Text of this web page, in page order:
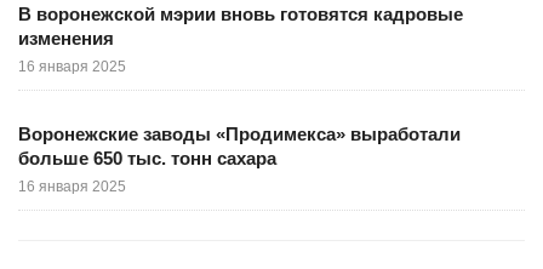
В воронежской мэрии вновь готовятся кадровые
изменения
16 января 2025
Воронежские заводы «Продимекса» выработали
больше 650 тыс. тонн сахара
16 января 2025